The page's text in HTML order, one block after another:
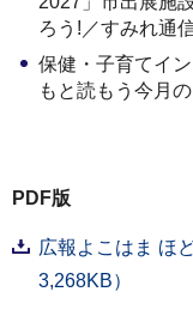
ろう!／すみれ通
保健・子育てイ
もと読もう今月
PDF版
広報よこはま ほ
3,268KB）